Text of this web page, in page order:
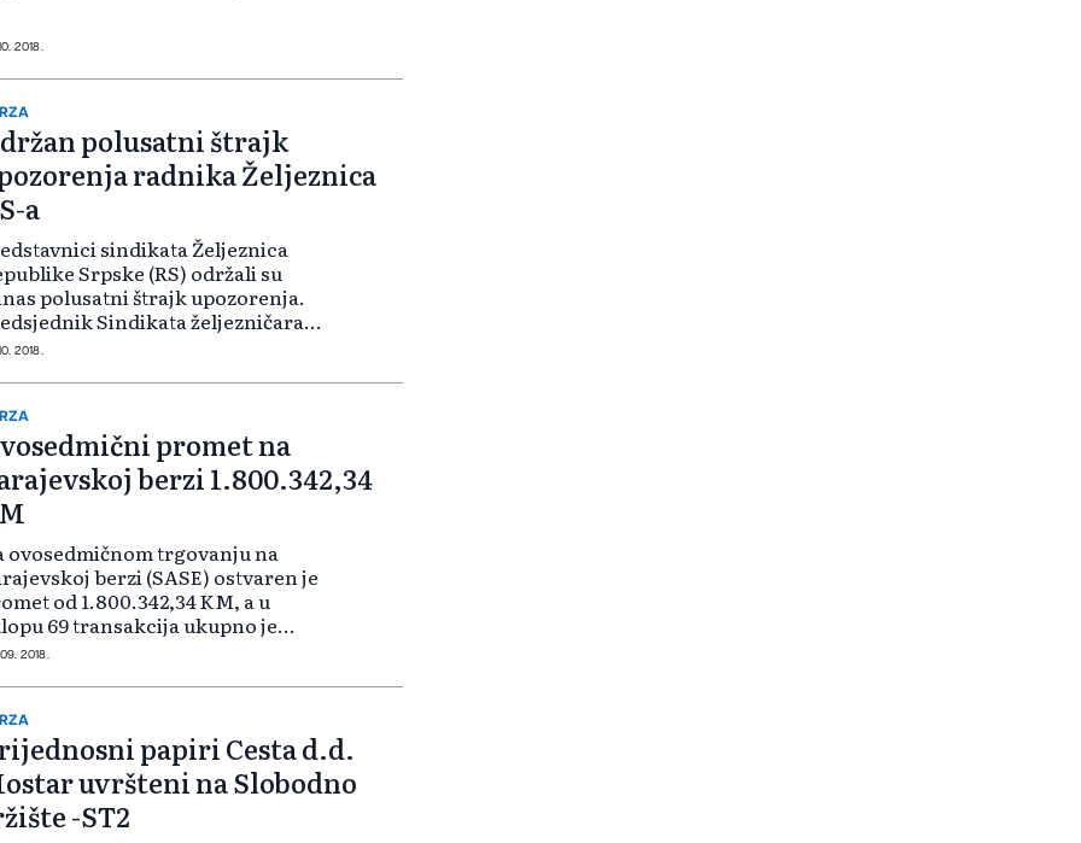
B najveći promet je ostvaren...
2018.
polusatni štrajk
radnika Željeznica
a
sindikata Željeznica
Srpske (RS) održali su
polusatni štrajk upozorenja.
Sindikata željezničara
a Jelenko Dobraš tvrdi da se u
prava, nije potpisan
2018.
promet na
berzi 1.800.342,34
ovosedmičnom trgovanju na
berzi (SASE) ostvaren je
od 1.800.342,34 KM, a u
69 transakcija ukupno je
424.329 vrijednosnih
trgovina obavljena je sa 30
emit...
2018.
papiri Cesta d.d.
uvršteni na Slobodno
-ST2